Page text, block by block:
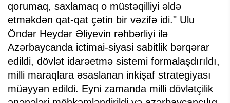
qorumaq, saxlamaq o müstəqilliyi əldə
etməkdən qat-qat çətin bir vəzifə idi." Ulu
Öndər Heydər Əliyevin rəhbərliyi ilə
Azərbaycanda ictimai-siyasi sabitlik bərqərar
edildi, dövlət idarəetmə sistemi formalaşdırıldı,
milli maraqlara əsaslanan inkişaf strategiyası
müəyyən edildi. Eyni zamanda milli dövlətçilik